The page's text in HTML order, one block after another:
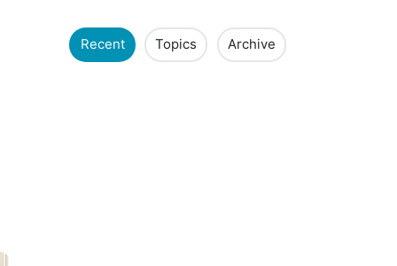
Recent Topics Archive